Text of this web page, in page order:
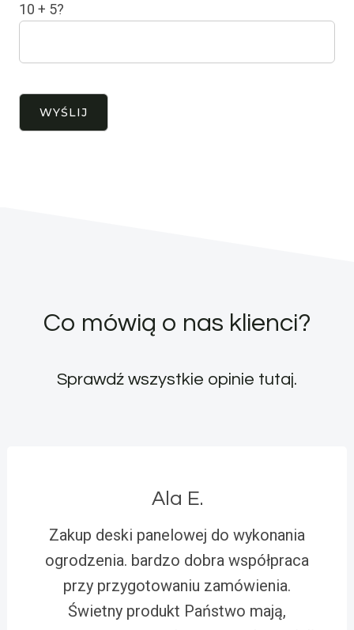
10 + 5?
Co mówią o nas klienci?
Sprawdź wszystkie opinie tutaj.
Ala E.
Zakup deski panelowej do wykonania
ogrodzenia. bardzo dobra współpraca
przy przygotowaniu zamówienia.
Świetny produkt Państwo mają,